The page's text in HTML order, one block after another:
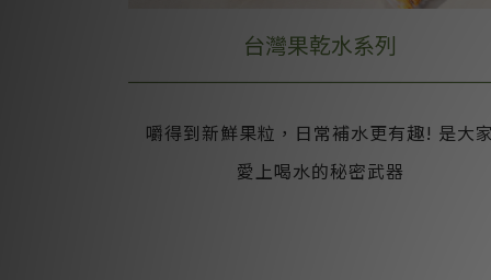
台灣果乾水系列
嚼得到新鮮果粒，日常補水更有趣! 是大
愛上喝水的秘密武器